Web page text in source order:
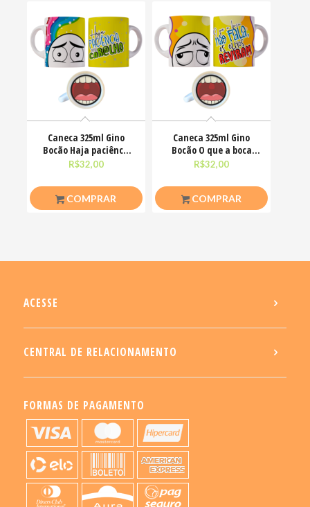
Caneca 325ml Gino
Bocão Haja paciênca
nesse caralho Meme
R$32,00
COMPRAR
Caneca 325ml Gino
Bocão O que a boca
não fala, os olhos
R$32,00
COMPRAR
ACESSE
CENTRAL DE RELACIONAMENTO
FORMAS DE PAGAMENTO